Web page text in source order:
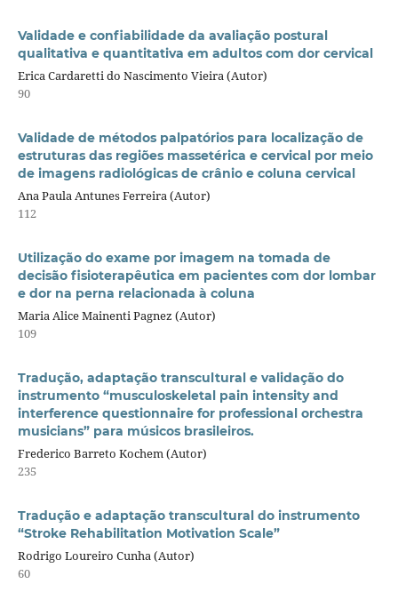
Validade e confiabilidade da avaliação postural
qualitativa e quantitativa em adultos com dor cervical
Erica Cardaretti do Nascimento Vieira (Autor)
90
Validade de métodos palpatórios para localização de
estruturas das regiões massetérica e cervical por meio
de imagens radiológicas de crânio e coluna cervical
Ana Paula Antunes Ferreira (Autor)
112
Utilização do exame por imagem na tomada de
decisão fisioterapêutica em pacientes com dor lombar
e dor na perna relacionada à coluna
Maria Alice Mainenti Pagnez (Autor)
109
Tradução, adaptação transcultural e validação do
instrumento “musculoskeletal pain intensity and
interference questionnaire for professional orchestra
musicians” para músicos brasileiros.
Frederico Barreto Kochem (Autor)
235
Tradução e adaptação transcultural do instrumento
“Stroke Rehabilitation Motivation Scale”
Rodrigo Loureiro Cunha (Autor)
60